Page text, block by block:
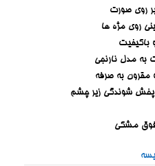
روی صورت
روی مژه ها
باکیفیت
به مدل نارنجی
به صرفه
شوندگی زیر چشم
فوق مشکی